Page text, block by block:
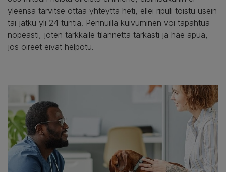
yleensä tarvitse ottaa yhteyttä heti, ellei ripuli toistu usein
tai jatku yli 24 tuntia. Pennuilla kuivuminen voi tapahtua
nopeasti, joten tarkkaile tilannetta tarkasti ja hae apua,
jos oireet eivät helpotu.